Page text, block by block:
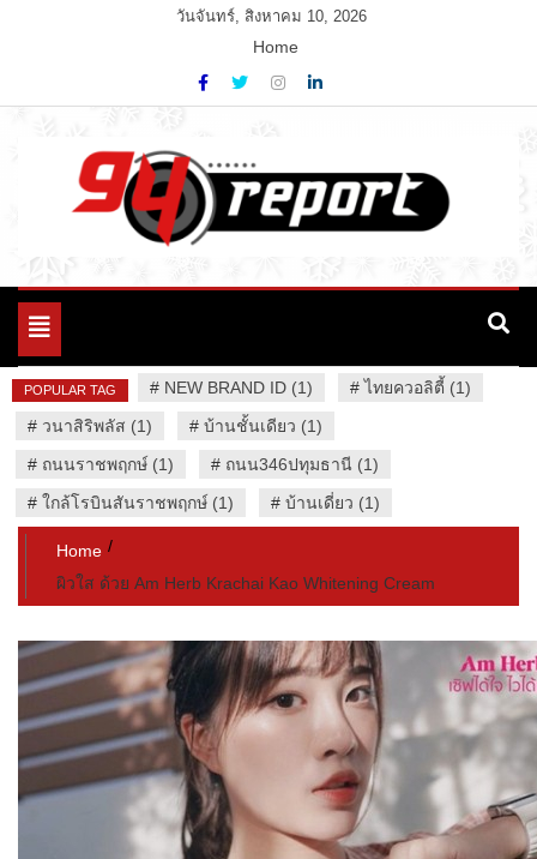
วันจันทร์, สิงหาคม 10, 2026
Home
94 Report.com
Variety News
Toggle
POPULAR TAG # NEW BRAND ID (1) #ไทยควอลิตี้ (1)
# วนาสิริพลัส (1) # บ้านชั้นเดียว (1)
# ถนนราชพฤกษ์ (1) # ถนน346ปทุมธานี (1)
# ใกล้โรบินสันราชพฤกษ์ (1) # บ้านเดี่ยว (1)
Home
ผิวใส​ ด้วย​ Am Herb Krachai Kao Whitening Cream